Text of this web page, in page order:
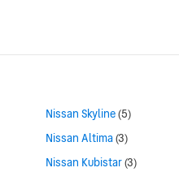
Nissan Skyline(5)
Nissan Altima(3)
Nissan Kubistar(3)